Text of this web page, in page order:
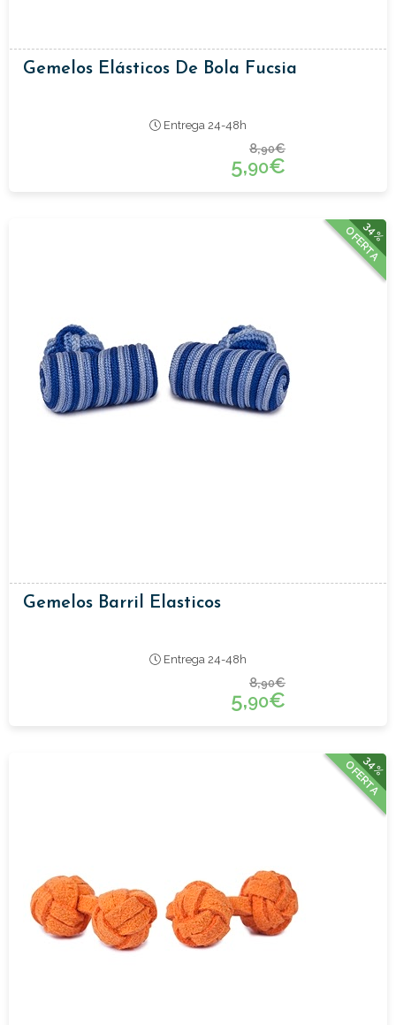
Gemelos Elásticos De Bola Fucsia
Entrega 24-48h
8,90€
5,90€
34%
OFERTA
Gemelos Barril Elasticos
Entrega 24-48h
8,90€
5,90€
34%
OFERTA